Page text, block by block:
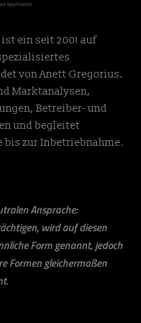
ist ein seit 2001 auf
von Anett Gregorius.
Marktanalysen,
Betreiber- und
und begleitet
bis zur Inbetriebnahme.
Ansprache:
wird auf diesen
Form genannt, jedoch
Formen gleichermaßen